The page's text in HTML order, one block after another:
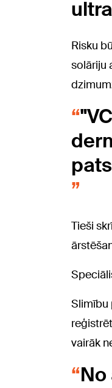
Risku
solāriju
Tieši
Slimību
vairāk